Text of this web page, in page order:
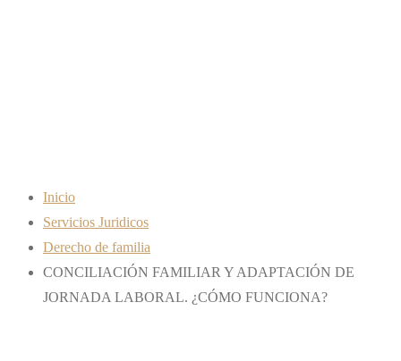
Inicio
Servicios Juridicos
Derecho de familia
CONCILIACIÓN FAMILIAR Y ADAPTACIÓN DE
JORNADA LABORAL. ¿CÓMO FUNCIONA?